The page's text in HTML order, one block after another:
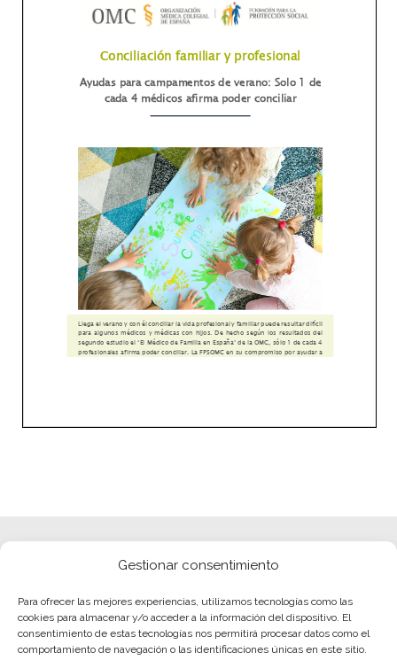
Gestionar consentimiento
Para ofrecer las mejores experiencias, utilizamos tecnologías como las
cookies para almacenar y/o acceder a la información del dispositivo. El
consentimiento de estas tecnologías nos permitirá procesar datos como el
comportamiento de navegación o las identificaciones únicas en este sitio.